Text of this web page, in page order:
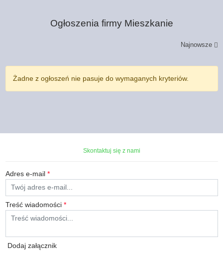
Ogłoszenia firmy Mieszkanie
Najnowsze
Żadne z ogłoszeń nie pasuje do wymaganych kryteriów.
Skontaktuj się z nami
Adres e-mail *
Treść wiadomości *
Dodaj załącznik